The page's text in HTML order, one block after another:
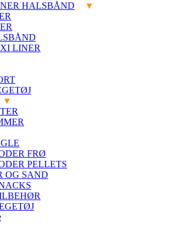
HALSBÅND
LINER
FRØ
PELLETS
OG SAND